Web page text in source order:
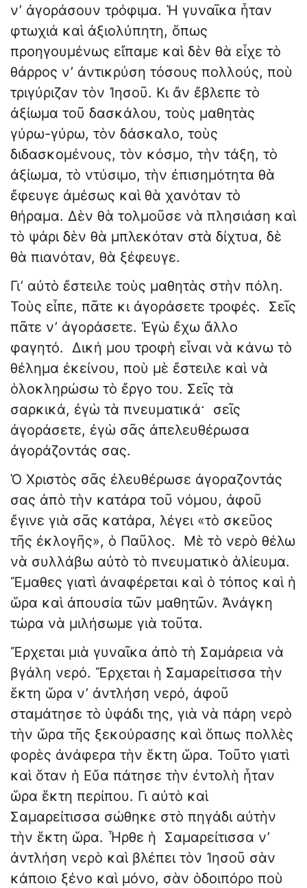
ν’ ἀγοράσουν τρόφιμα. Ἡ γυναῖκα ἦταν
φτωχιά καὶ ἀξιολύπητη, ὅπως
προηγουμένως εἴπαμε καὶ δὲν θὰ εἶχε τὸ
θάρρος ν’ ἀντικρύση τόσους πολλούς, ποὺ
τριγύριζαν τὸν Ἰησοῦ. Κι ἄν ἔβλεπε τὸ
ἀξίωμα τοῦ δασκάλου, τοὺς μαθητὰς
γύρω-γύρω, τὸν δάσκαλο, τοὺς
διδασκομένους, τὸν κόσμο, τὴν τάξη, τὸ
ἀξίωμα, τὸ ντύσιμο, τὴν ἐπισημότητα θὰ
ἔφευγε ἀμέσως καὶ θὰ χανόταν τὸ
θήραμα. Δὲν θὰ τολμοῦσε νὰ πλησιάση καὶ
τὸ ψάρι δὲν θὰ μπλεκόταν στὰ δίχτυα, δὲ
θὰ πιανόταν, θὰ ξέφευγε.
Γι’ αὐτὸ ἔστειλε τοὺς μαθητὰς στὴν πόλη.
Τοὺς εἶπε, πᾶτε κι ἀγοράσετε τροφές. Σεῖς
πᾶτε ν’ ἀγοράσετε. Ἐγὼ ἔχω ἄλλο
φαγητό. Δική μου τροφὴ εἶναι νὰ κάνω τὸ
θέλημα ἐκείνου, ποὺ μὲ ἔστειλε καὶ νὰ
ὁλοκληρώσω τὸ ἔργο του. Σεῖς τὰ
σαρκικά, ἐγὼ τὰ πνευματικά· σεῖς
ἀγοράσετε, ἐγὼ σᾶς ἀπελευθέρωσα
ἀγοράζοντάς σας.
Ὁ Χριστὸς σᾶς ἐλευθέρωσε ἀγοραζοντάς
σας ἀπὸ τὴν κατάρα τοῦ νόμου, ἀφοῦ
ἔγινε γιὰ σᾶς κατάρα, λέγει «τὸ σκεῦος
τῆς ἐκλογῆς», ὁ Παῦλος. Μὲ τὸ νερὸ θέλω
νὰ συλλάβω αὐτὸ τὸ πνευματικὸ ἁλίευμα.
Ἔμαθες γιατὶ ἀναφέρεται καὶ ὁ τόπος καὶ ἡ
ὥρα καὶ ἀπουσία τῶν μαθητῶν. Ἀνάγκη
τώρα νὰ μιλήσωμε γιὰ τοῦτα.
Ἔρχεται μιὰ γυναῖκα ἀπὸ τὴ Σαμάρεια νὰ
βγάλη νερό. Ἔρχεται ἡ Σαμαρείτισσα τὴν
ἕκτη ὥρα ν’ ἀντλήση νερό, ἀφοῦ
σταμάτησε τὸ ὑφάδι της, γιὰ νὰ πάρη νερὸ
τὴν ὥρα τῆς ξεκούρασης καὶ ὅπως πολλὲς
φορὲς ἀνάφερα τὴν ἕκτη ὥρα. Τοῦτο γιατὶ
καὶ ὅταν ἡ Εὔα πάτησε τὴν ἐντολὴ ἦταν
ὥρα ἕκτη περίπου. Γι αὐτὸ καὶ
Σαμαρείτισσα σώθηκε στὸ πηγάδι αὐτὴν
τὴν ἕκτη ὥρα. Ἦρθε ἡ Σαμαρείτισσα ν’
ἀντλήση νερὸ καὶ βλέπει τὸν Ἰησοῦ σὰν
κάποιο ξένο καὶ μόνο, σὰν ὁδοιπόρο ποὺ